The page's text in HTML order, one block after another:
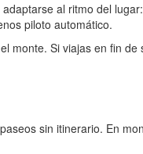
al ritmo del
piloto automático.
monte. Si viajas en fin
sin itinerario. En